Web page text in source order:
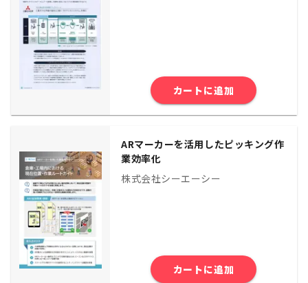
カートに追加
ARマーカーを活用したピッキング作
業効率化
株式会社シーエーシー
カートに追加